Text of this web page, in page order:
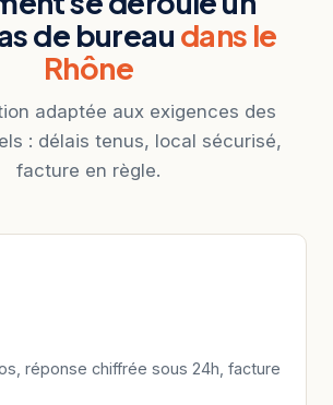
de bureau dans le
Rhône
adaptée aux exigences des
: délais tenus, local sécurisé,
facture en règle.
réponse chiffrée sous 24h, facture